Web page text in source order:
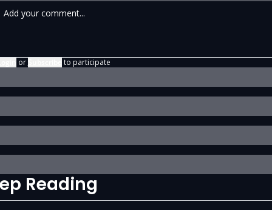
or to participate
Reading